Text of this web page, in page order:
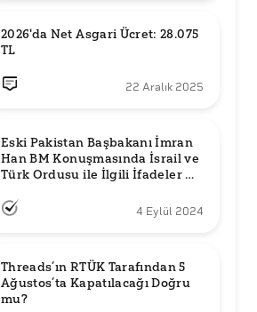
2026'da Net Asgari Ücret: 28.075
TL
22 Aralık 2025
Eski Pakistan Başbakanı İmran
Han BM Konuşmasında İsrail ve
Türk Ordusu ile İlgili İfadeler mi
4 Eylül 2024
Threads’ın RTÜK Tarafından 5
Ağustos’ta Kapatılacağı Doğru
mu?